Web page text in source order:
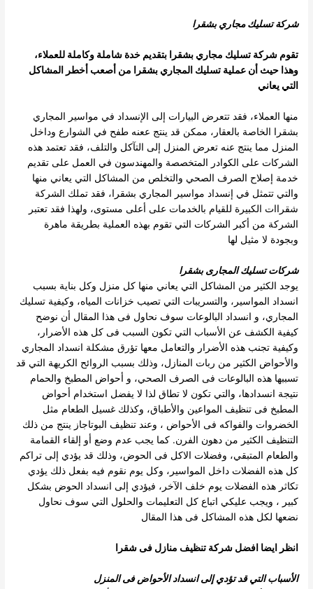
شركة تسليك مجاري بشقرا
تقومشركة تسليك مجاري بشقرا
بتقديم خدة شاملة وكاملة للعملاء،
وهذا حيث أن عملية تسليك المجاري بشقرا من أصعب أخطر المشاكل
التي يعاني
منها العملاء، فقد تتعرض البيارات إلى الإنسداد في مواسير المجاري
بشقرا الخاصة بالعقار، ممكن قد ينتج ععنه طفح في الشوارع وداخل
المنزل مما ينتج عنه تعرض المنزل إلى التآكل والتلف، فقد تعتمد هذه
الشركات على الكوادر المتخصصة والمهندسون في العمل على تقديم
خدمة إصلاح الصرف الصحي والتخلص من المشاكل التي يعاني منها
والتي تتمثل في إنسداد مواسير المجاري بشقرا، فقد تملك الشركة
شقراات الكبيرة للقيام بالخدمات على أعلى مستوى، ولهذا فقد تعتبر
الشركة من أكبر الشركات التي تقوم بهذه العملية بطريقة ماهرة
وبجودة لا مثيل لها
شركات تسليك المجارى بشقرا
يوجد الكثير من المشاكل التي يعاني منها كل منزل وكل بناية بسبب
انسداد المواسير، والتسريبات التي تصيب خزانات المياه، وكيفية تسليك
المجاري، و انسداد البالوعات سوف نحاول فى هذا المقال أن نوضح
كيفية الكشف عن الأسباب التي تكون السبب فى كل هذه الأضرار،
وكيفية تجنب هذه الأضرار والتعامل معها تؤرق مشكلة انسداد المجاري
والأحواض الكثير من ربات المنازل، وذلك بسبب الروائح الكريهة التي قد
تسببها هذه البالوعات فى الصرف الصحي، و أحواض المطبخ والحمام
نتيجة انسدادها، والتي تكون لا تطاق لذا لا يفضل استخدام أحواض
المطبخ فى تنظيف المواعين والأطباق، وكذلكغسيل الطعام مثل
الخضروات والفواكه فى الأحواض ، وعند تنظيف البوتاجاز ينتج من ذلك
التنظيف الكثير من دهون الفرن. كما يجب عدم وضع أو إلقاء القمامة
والطعام المتبقي، وفضلات الاكل فى الحوض، وذلك قد يؤدي إلى تراكم
كل هذه الفضلات داخل المواسير، وكل يوم نقوم فيه بفعل ذلك يؤدي
تكاثرهذه الفضلات يوم خلف الآخر، فيؤدي إلى انسداد الحوض بشكل
كبير ، ويجب عليكي اتباع كل التعليمات والحلول التي سوف نحاول
نضعها لكل هذه المشاكل فى هذا المقال
انظر ايضا افضل شركة تنظيف منازل فى شقرا
الأسباب التي قد تؤدي إلى انسداد الأحواض فى المنزل